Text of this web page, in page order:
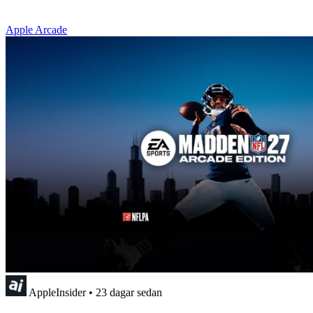
Apple Arcade
AppleInsider • 23 dagar sedan